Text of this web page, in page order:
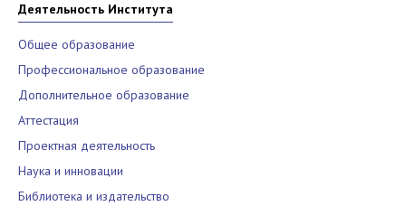
Деятельность Института
Общее образование
Профессиональное образование
Дополнительное образование
Аттестация
Проектная деятельность
Наука и инновации
Библиотека и издательство